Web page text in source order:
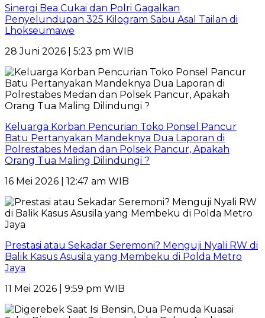
Sinergi Bea Cukai dan Polri Gagalkan
Penyelundupan 325 Kilogram Sabu Asal Tailan di
Lhokseumawe
28 Juni 2026 | 5:23 pm WIB
Keluarga Korban Pencurian Toko Ponsel Pancur
Batu Pertanyakan Mandeknya Dua Laporan di
Polrestabes Medan dan Polsek Pancur, Apakah
Orang Tua Maling Dilindungi ?
16 Mei 2026 | 12:47 am WIB
Prestasi atau Sekadar Seremoni? Menguji Nyali RW di
Balik Kasus Asusila yang Membeku di Polda Metro
Jaya
11 Mei 2026 | 9:59 pm WIB